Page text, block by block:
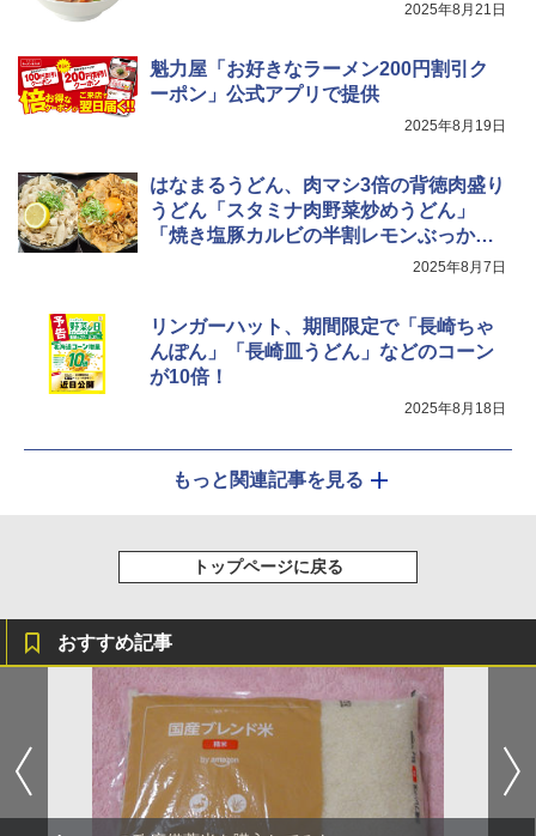
2025年8月21日
魁力屋「お好きなラーメン200円割引ク
ーポン」公式アプリで提供
2025年8月19日
はなまるうどん、肉マシ3倍の背徳肉盛り
うどん「スタミナ肉野菜炒めうどん」
「焼き塩豚カルビの半割レモンぶっか
2025年8月7日
リンガーハット、期間限定で「長崎ちゃ
んぽん」「長崎皿うどん」などのコーン
が10倍！
2025年8月18日
もっと関連記事を見る
トップページに戻る
おすすめ記事